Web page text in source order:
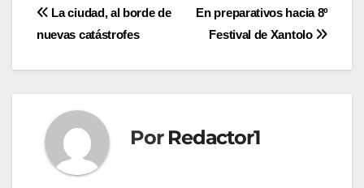
Navegación
En preparativos hacia 8º
Festival de Xantolo
La ciudad, al borde de
nuevas catástrofes
Por Redactor1